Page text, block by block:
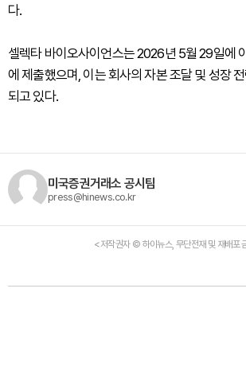
다.
셀렉타 바이오사이언스는 2026년 5월 29일에
에 제출했으며, 이는 회사의 자본 조달 및 성장
되고 있다.
미국증권거래소 공시팀
press@hinews.co.kr
<저작권자 © 하이뉴스, 무단전재 및 재배포